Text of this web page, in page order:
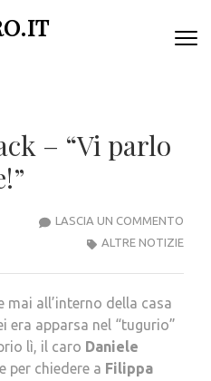
– “Vi parlo
LASCIA UN COMMENTO
ALTRE NOTIZIE
all’interno della casa
era apparsa nel “tugurio”
lì, il caro Daniele
per chiedere a Filippa